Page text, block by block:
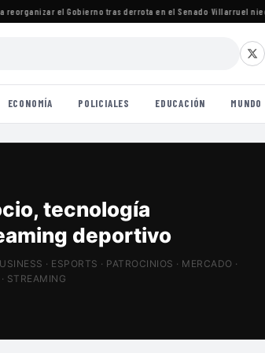
el Gobierno tras derrota en el Senado·Villarruel niega
ECONOMÍA POLICIALES EDUCACIÓN MUNDO
estadios
Tech
· ESPORTS · PATROCINIOS · MERCADO ·
STREAMING